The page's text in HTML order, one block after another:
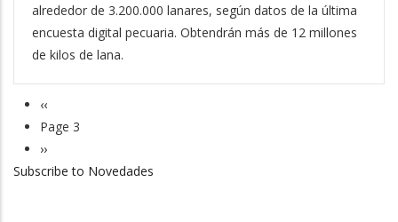
alrededor de 3.200.000 lanares, según datos de la última
encuesta digital pecuaria. Obtendrán más de 12 millones
de kilos de lana.
Pagination
Previous
page
‹‹
Page 3
Next
page
››
Subscribe to Novedades